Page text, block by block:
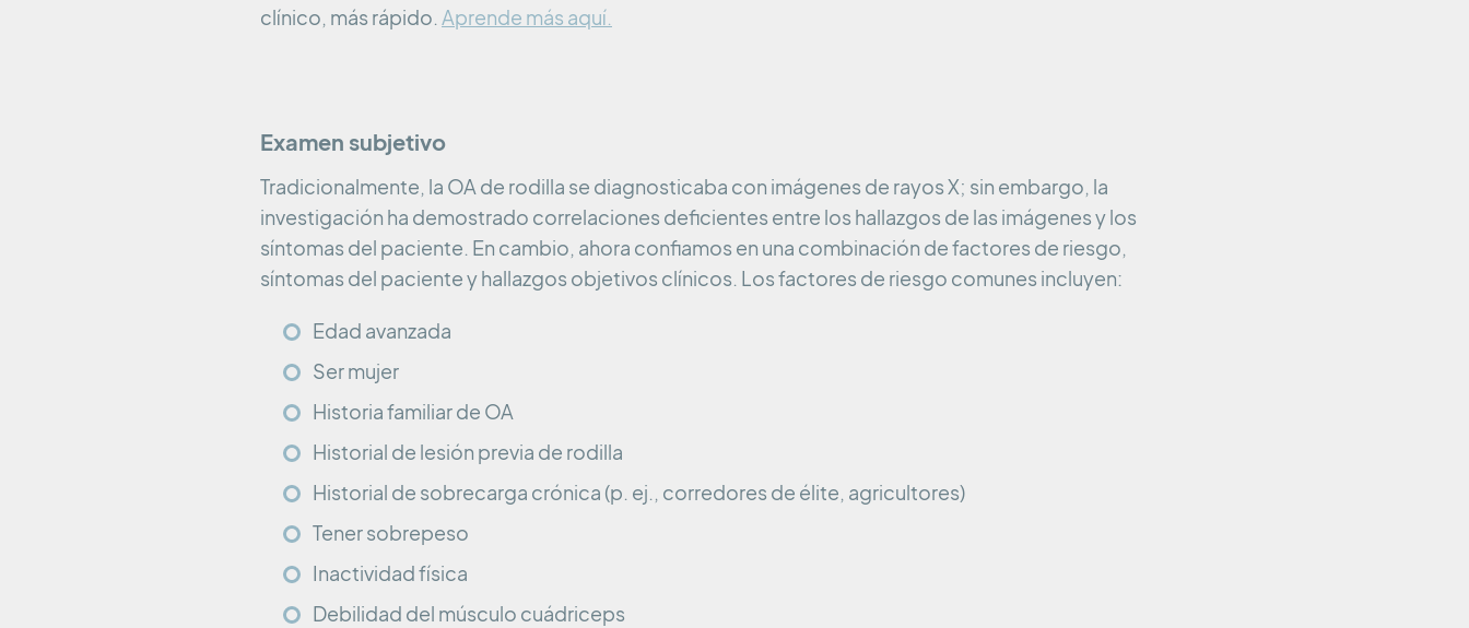
clínico, más rápido. Aprende más aquí.
Examen subjetivo
Tradicionalmente, la OA de rodilla se diagnosticaba con imágenes de rayos X; sin embargo, la
investigación ha demostrado correlaciones deficientes entre los hallazgos de las imágenes y los
síntomas del paciente. En cambio, ahora confiamos en una combinación de factores de riesgo,
síntomas del paciente y hallazgos objetivos clínicos. Los factores de riesgo comunes incluyen:
Edad avanzada
Ser mujer
Historia familiar de OA
Historial de lesión previa de rodilla
Historial de sobrecarga crónica (p. ej., corredores de élite, agricultores)
Tener sobrepeso
Inactividad física
Debilidad del músculo cuádriceps